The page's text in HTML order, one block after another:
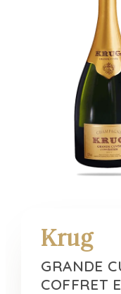
Krug
GRANDE
COFFRET